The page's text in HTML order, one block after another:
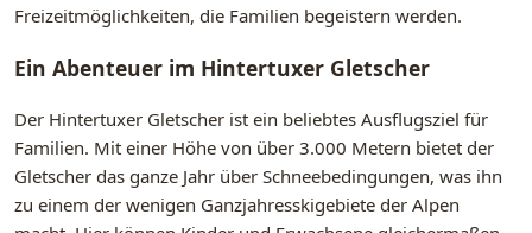
Freizeitmöglichkeiten, die Familien begeistern werden.
Ein Abenteuer im Hintertuxer Gletscher
Der Hintertuxer Gletscher ist ein beliebtes Ausflugsziel für
Familien. Mit einer Höhe von über 3.000 Metern bietet der
Gletscher das ganze Jahr über Schneebedingungen, was ihn
zu einem der wenigen Ganzjahresskigebiete der Alpen